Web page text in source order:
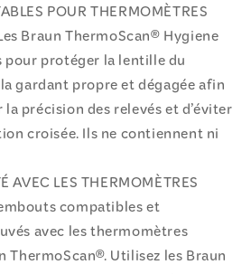
POUR THERMOMÈTRES
Braun ThermoScan® Hygiene
pour protéger la lentille du
gardant propre et dégagée afin
la précision des relevés et d’éviter
croisée. Ils ne contiennent ni
AVEC LES THERMOMÈTRES
compatibles et
avec les thermomètres
Utilisez les Braun